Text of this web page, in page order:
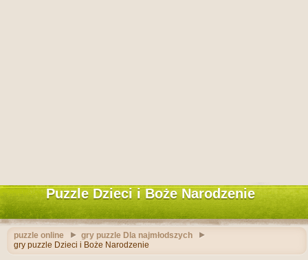
Puzzle Dzieci i Boże Narodzenie
puzzle online
gry puzzle Dla najmłodszych
gry puzzle Dzieci i Boże Narodzenie